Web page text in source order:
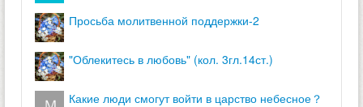
просьба молитвенной поддержки-2
"облекитесь в любовь" (кол. 3гл.14ст.)
какие люди смогут войти в царство небесное？